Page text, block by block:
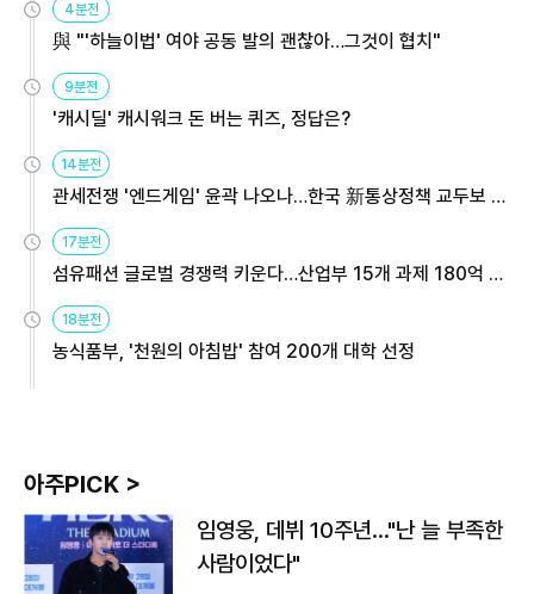
4분전
與 "'하늘이법' 여야 공동 발의 괜찮아…그것이 협치"
9분전
'캐시딜' 캐시워크 돈 버는 퀴즈, 정답은?
14분전
관세전쟁 '엔드게임' 윤곽 나오나…한국 新통상정책 교두보 활
용해야
17분전
섬유패션 글로벌 경쟁력 키운다…산업부 15개 과제 180억 지
원
18분전
농식품부, '천원의 아침밥' 참여 200개 대학 선정
아주PICK >
임영웅, 데뷔 10주년…"난 늘 부족한
사람이었다"